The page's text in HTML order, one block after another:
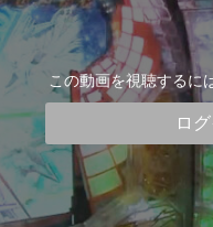
この動画を視聴するに
ロ